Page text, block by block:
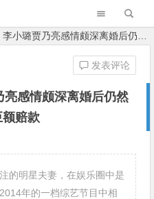
乃亮感情颇深离婚后仍然共进退，投资公司被曝巨额赔款
亮感情颇深离婚后仍然
赔款
发表评论
的明星夫妻，在娱乐圈中是
年的一档综艺节目中相